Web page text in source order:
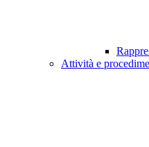
Attività e